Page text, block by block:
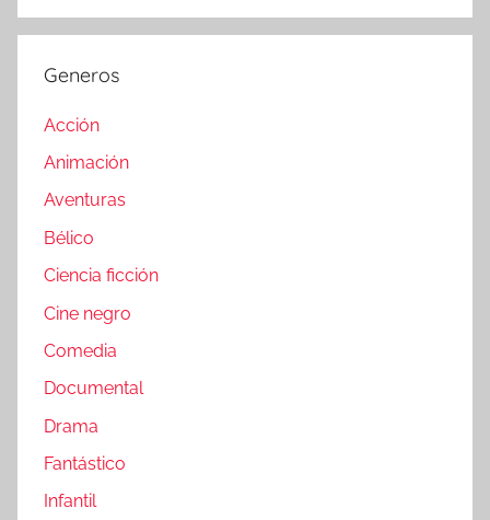
Generos
Acción
Animación
Aventuras
Bélico
Ciencia ficción
Cine negro
Comedia
Documental
Drama
Fantástico
Infantil